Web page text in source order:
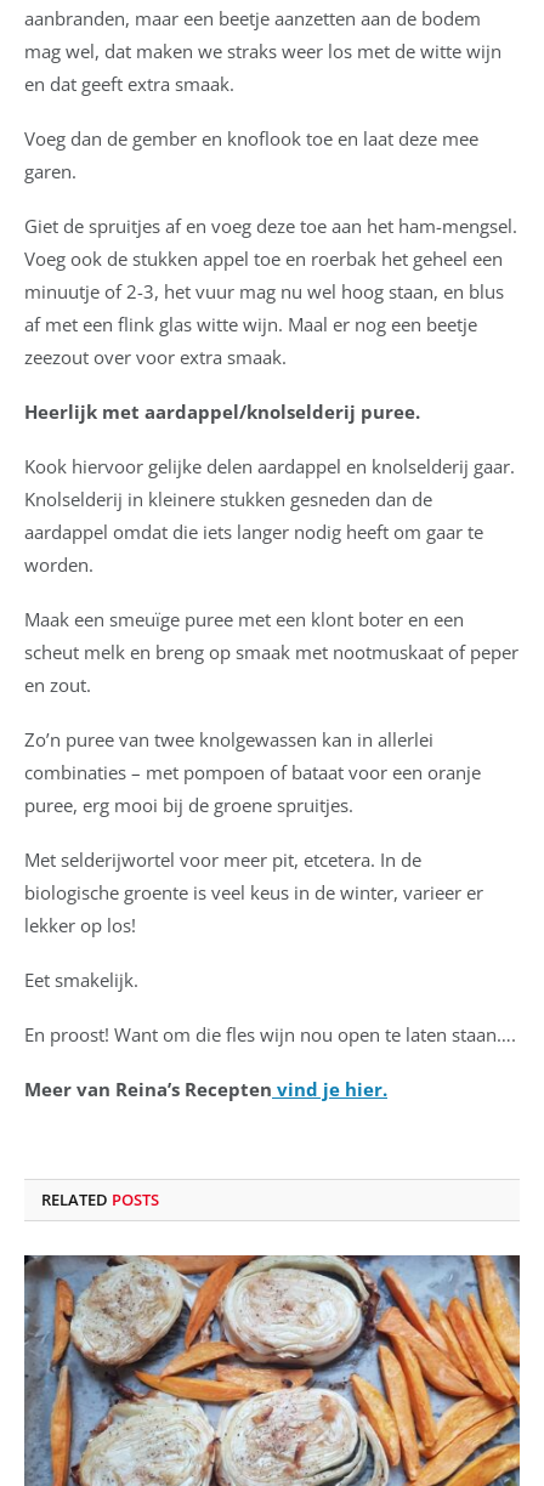
aanbranden, maar een beetje aanzetten aan de bodem
mag wel, dat maken we straks weer los met de witte wijn
en dat geeft extra smaak.
Voeg dan de gember en knoflook toe en laat deze mee
garen.
Giet de spruitjes af en voeg deze toe aan het ham-mengsel.
Voeg ook de stukken appel toe en roerbak het geheel een
minuutje of 2-3, het vuur mag nu wel hoog staan, en blus
af met een flink glas witte wijn. Maal er nog een beetje
zeezout over voor extra smaak.
Heerlijk met aardappel/knolselderij puree.
Kook hiervoor gelijke delen aardappel en knolselderij gaar.
Knolselderij in kleinere stukken gesneden dan de
aardappel omdat die iets langer nodig heeft om gaar te
worden.
Maak een smeuïge puree met een klont boter en een
scheut melk en breng op smaak met nootmuskaat of peper
en zout.
Zo’n puree van twee knolgewassen kan in allerlei
combinaties – met pompoen of bataat voor een oranje
puree, erg mooi bij de groene spruitjes.
Met selderijwortel voor meer pit, etcetera. In de
biologische groente is veel keus in de winter, varieer er
lekker op los!
Eet smakelijk.
En proost! Want om die fles wijn nou open te laten staan….
Meer van Reina’s Recepten vind je hier.
RELATED POSTS